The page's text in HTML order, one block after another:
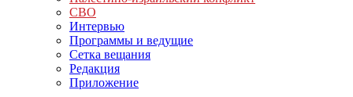
СВО
Интервью
Программы и ведущие
Сетка вещания
Редакция
Приложение